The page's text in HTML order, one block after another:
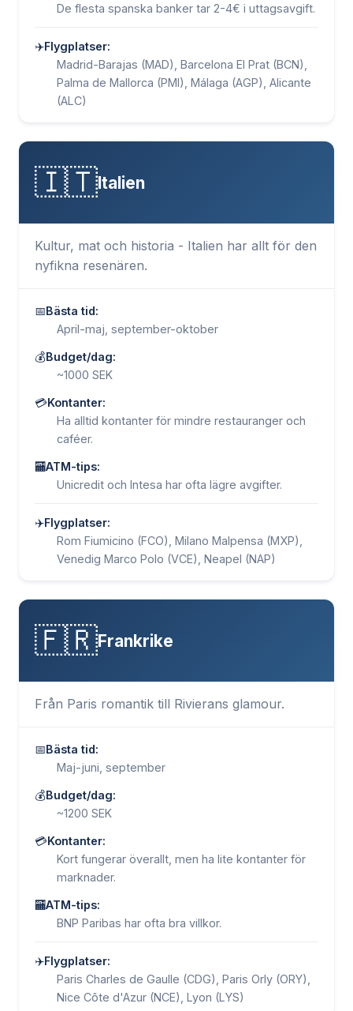
De flesta spanska banker tar 2-4€ i uttagsavgift.
✈️Flygplatser:
Madrid-Barajas (MAD), Barcelona El Prat (BCN),
Palma de Mallorca (PMI), Málaga (AGP), Alicante
(ALC)
🇮🇹Italien
Kultur, mat och historia - Italien har allt för den
nyfikna resenären.
📅Bästa tid:
April-maj, september-oktober
💰Budget/dag:
~1000 SEK
💳Kontanter:
Ha alltid kontanter för mindre restauranger och
caféer.
🏧ATM-tips:
Unicredit och Intesa har ofta lägre avgifter.
✈️Flygplatser:
Rom Fiumicino (FCO), Milano Malpensa (MXP),
Venedig Marco Polo (VCE), Neapel (NAP)
🇫🇷Frankrike
Från Paris romantik till Rivierans glamour.
📅Bästa tid:
Maj-juni, september
💰Budget/dag:
~1200 SEK
💳Kontanter:
Kort fungerar överallt, men ha lite kontanter för
marknader.
🏧ATM-tips:
BNP Paribas har ofta bra villkor.
✈️Flygplatser:
Paris Charles de Gaulle (CDG), Paris Orly (ORY),
Nice Côte d'Azur (NCE), Lyon (LYS)